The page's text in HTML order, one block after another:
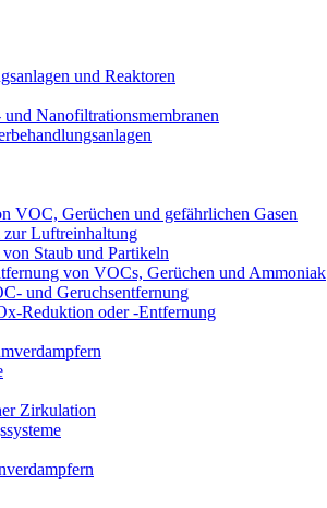
und Reaktoren
Nanofiltrationsmembranen
VOC, Gerüchen und gefährlichen Gasen
zur Luftreinhaltung
Staub und Partikeln
von VOCs, Gerüchen und Ammoniak
und Geruchsentfernung
Reduktion oder -Entfernung
Zirkulation